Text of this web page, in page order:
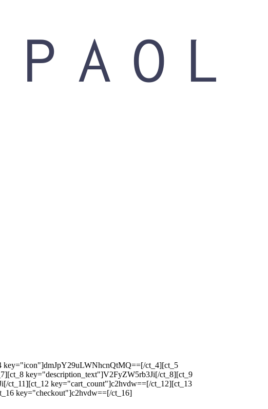
ct_4][ct_5
key="description_text"]V2FyZW5rb3Ji[/ct_8][ct_9
ct_11][ct_12 key="cart_count"]c2hvdw==[/ct_12][ct_13
key="checkout"]c2hvdw==[/ct_16]